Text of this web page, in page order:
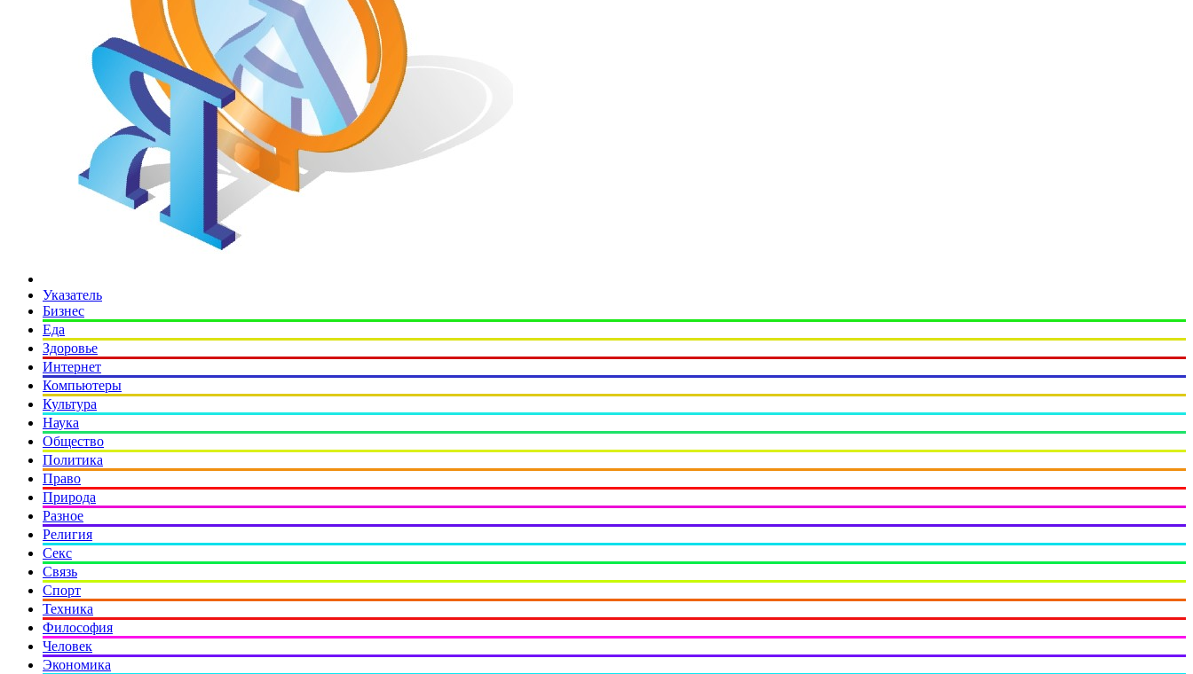
Указатель
Бизнес
Еда
Здоровье
Интернет
Компьютеры
Культура
Наука
Общество
Политика
Право
Природа
Разное
Религия
Секс
Связь
Спорт
Техника
Философия
Человек
Экономика